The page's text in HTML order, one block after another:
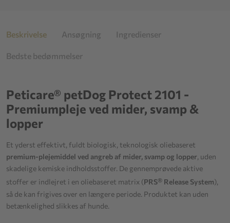
Beskrivelse Ansøgning Ingredienser
Bedste bedømmelser
Peticare® petDog Protect 2101 -
Premiumpleje ved mider, svamp &
lopper
Et yderst effektivt, fuldt biologisk, teknologisk oliebaseret
premium-plejemiddel ved angreb af mider, svamp og lopper, uden
skadelige kemiske indholdsstoffer. De gennemprøvede aktive
stoffer er indlejret i en oliebaseret matrix (PRS® Release System),
så de kan frigives over en længere periode. Produktet kan uden
betænkelighed slikkes af hunde.